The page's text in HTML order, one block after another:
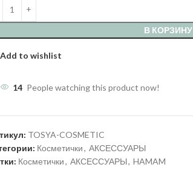
В КОРЗИНУ
Add to wishlist
14 People watching this product now!
TOSYA-COSMETIC
Косметички, АКСЕССУАРЫ
Косметички, АКСЕССУАРЫ, HAMAM